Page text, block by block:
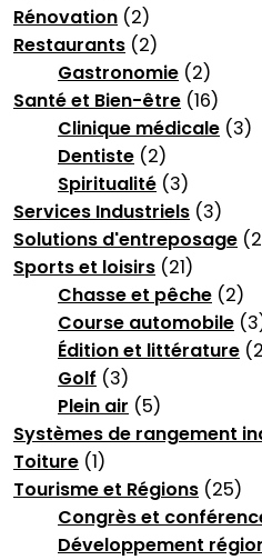
Rénovation (2)
Restaurants (2)
Gastronomie (2)
Santé et Bien-être (16)
Clinique médicale (3)
Dentiste (2)
Spiritualité (3)
Services Industriels (3)
Solutions d'entreposage
Sports et loisirs (21)
Chasse et pêche (2)
Course automobile
Édition et littérature
Golf (3)
Plein air (5)
Systèmes de rangement
Toiture (1)
Tourisme et Régions (25)
Congrès et
Développement